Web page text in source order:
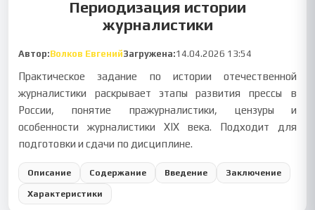
Периодизация истории
журналистики
Автор:Волков ЕвгенийЗагружена:14.04.2026 13:54
Практическое задание по истории отечественной
журналистики раскрывает этапы развития прессы в
России, понятие пражурналистики, цензуры и
особенности журналистики XIX века. Подходит для
подготовки и сдачи по дисциплине.
Описание Содержание Введение Заключение
Характеристики